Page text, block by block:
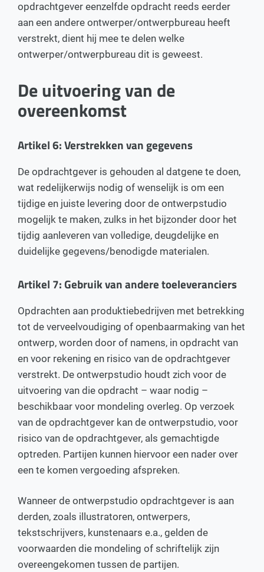
opdrachtgever eenzelfde opdracht reeds eerder
aan een andere ontwerper/ontwerpbureau heeft
verstrekt, dient hij mee te delen welke
ontwerper/ontwerpbureau dit is geweest.
De uitvoering van de
overeenkomst
Artikel 6: Verstrekken van gegevens
De opdrachtgever is gehouden al datgene te doen,
wat redelijkerwijs nodig of wenselijk is om een
tijdige en juiste levering door de ontwerpstudio
mogelijk te maken, zulks in het bijzonder door het
tijdig aanleveren van volledige, deugdelijke en
duidelijke gegevens/benodigde materialen.
Artikel 7: Gebruik van andere toeleveranciers
Opdrachten aan produktiebedrijven met betrekking
tot de verveelvoudiging of openbaarmaking van het
ontwerp, worden door of namens, in opdracht van
en voor rekening en risico van de opdrachtgever
verstrekt. De ontwerpstudio houdt zich voor de
uitvoering van die opdracht – waar nodig –
beschikbaar voor mondeling overleg. Op verzoek
van de opdrachtgever kan de ontwerpstudio, voor
risico van de opdrachtgever, als gemachtigde
optreden. Partijen kunnen hiervoor een nader over
een te komen vergoeding afspreken.
Wanneer de ontwerpstudio opdrachtgever is aan
derden, zoals illustratoren, ontwerpers,
tekstschrijvers, kunstenaars e.a., gelden de
voorwaarden die mondeling of schriftelijk zijn
overeengekomen tussen de partijen.